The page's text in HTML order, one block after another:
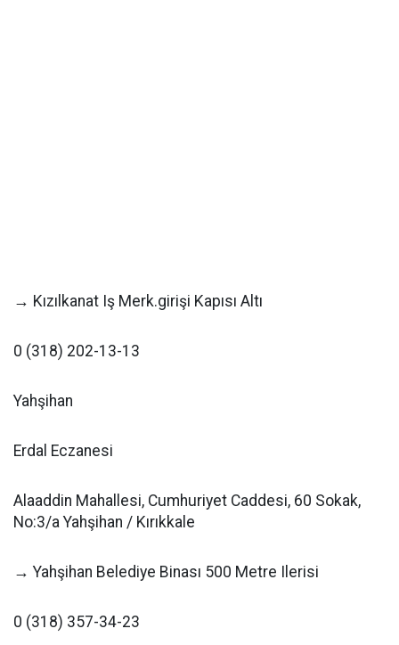
→ Kızılkanat Iş Merk.girişi Kapısı Altı
0 (318) 202-13-13
Yahşihan
Erdal Eczanesi
Alaaddin Mahallesi, Cumhuriyet Caddesi, 60 Sokak,
No:3/a Yahşihan / Kırıkkale
→ Yahşihan Belediye Binası 500 Metre Ilerisi
0 (318) 357-34-23